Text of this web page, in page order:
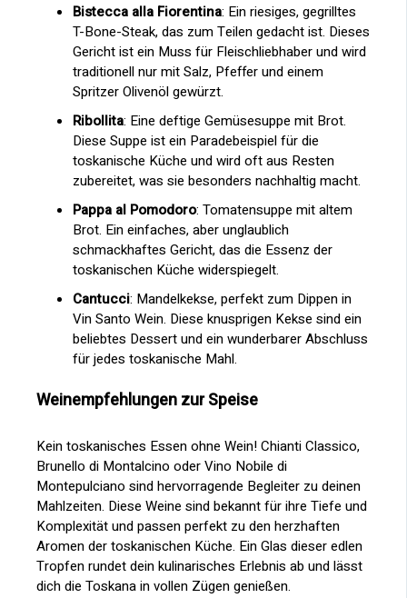
Bistecca alla Fiorentina: Ein riesiges, gegrilltes
T-Bone-Steak, das zum Teilen gedacht ist. Dieses
Gericht ist ein Muss für Fleischliebhaber und wird
traditionell nur mit Salz, Pfeffer und einem
Spritzer Olivenöl gewürzt.
Ribollita: Eine deftige Gemüsesuppe mit Brot.
Diese Suppe ist ein Paradebeispiel für die
toskanische Küche und wird oft aus Resten
zubereitet, was sie besonders nachhaltig macht.
Pappa al Pomodoro: Tomatensuppe mit altem
Brot. Ein einfaches, aber unglaublich
schmackhaftes Gericht, das die Essenz der
toskanischen Küche widerspiegelt.
Cantucci: Mandelkekse, perfekt zum Dippen in
Vin Santo Wein. Diese knusprigen Kekse sind ein
beliebtes Dessert und ein wunderbarer Abschluss
für jedes toskanische Mahl.
Weinempfehlungen zur Speise
Kein toskanisches Essen ohne Wein! Chianti Classico,
Brunello di Montalcino oder Vino Nobile di
Montepulciano sind hervorragende Begleiter zu deinen
Mahlzeiten. Diese Weine sind bekannt für ihre Tiefe und
Komplexität und passen perfekt zu den herzhaften
Aromen der toskanischen Küche. Ein Glas dieser edlen
Tropfen rundet dein kulinarisches Erlebnis ab und lässt
dich die Toskana in vollen Zügen genießen.